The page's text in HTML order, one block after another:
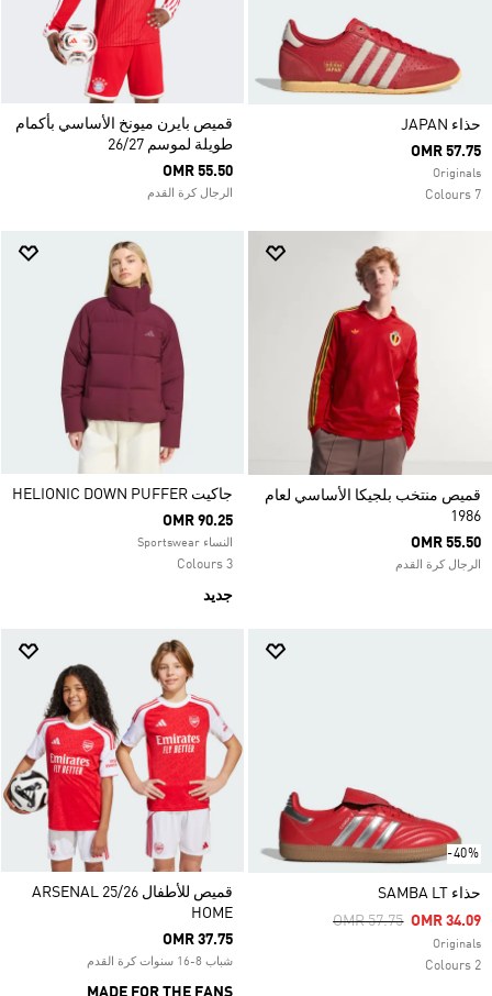
حذاء JAPAN
OMR 57.75
Originals
7 Colours
قميص بايرن ميونخ الأساسي بأكمام
طويلة لموسم 26/27
OMR 55.50
الرجال كرة القدم
قميص منتخب بلجيكا الأساسي لعام
1986
OMR 55.50
الرجال كرة القدم
جاكيت HELIONIC DOWN PUFFER
OMR 90.25
النساء Sportswear
3 Colours
جديد
-40%
حذاء SAMBA LT
Price Reduced From
OMR 57.75ToOMR 34.09
Originals
2 Colours
قميص للأطفال ARSENAL 25/26
HOME
OMR 37.75
شباب 8-16 سنوات كرة القدم
MADE FOR THE FANS